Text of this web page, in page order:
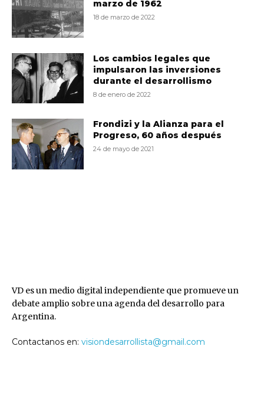
marzo de 1962
18 de marzo de 2022
Los cambios legales que
impulsaron las inversiones
durante el desarrollismo
8 de enero de 2022
Frondizi y la Alianza para el
Progreso, 60 años después
24 de mayo de 2021
VD es un medio digital independiente que promueve un
debate amplio sobre una agenda del desarrollo para
Argentina.
Contactanos en: visiondesarrollista@gmail.com